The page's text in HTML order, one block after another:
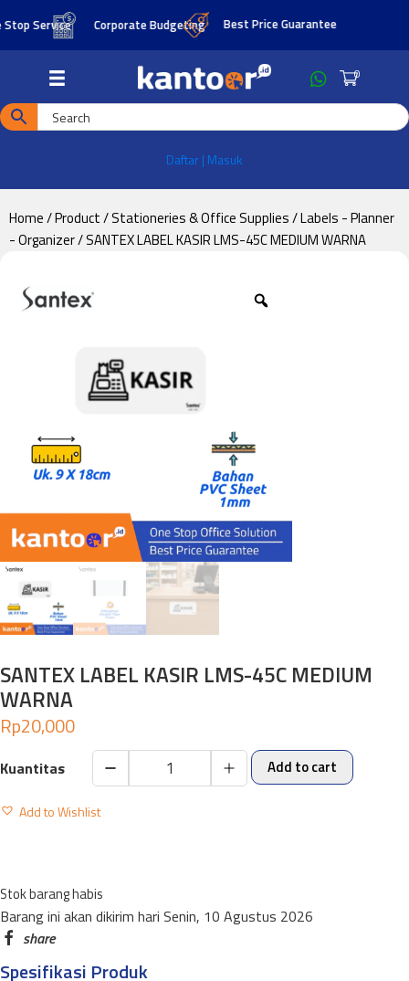
content
Service Corporate Budgeting Best Price Guarantee
0
Daftar | Masuk
Home/Product/Stationeries & Office Supplies/Labels - Planner
- Organizer/ SANTEX LABEL KASIR LMS-45C MEDIUM WARNA
SANTEX LABEL KASIR LMS-45C MEDIUM
WARNA
Stok barang habis
Rp20,000
SANTEX
LABEL
MEDIUM
WARNA
quantity
Add to cart
Add to Wishlist
Barang ini akan dikirim hari Senin, 10 Agustus 2026
Spesifikasi Produk